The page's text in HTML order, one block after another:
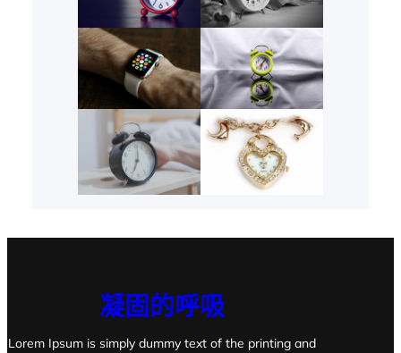
凝固的呼吸
Lorem Ipsum is simply dummy text of the printing and